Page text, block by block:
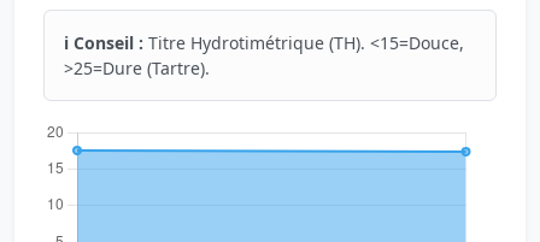
ℹ️ Conseil : Titre Hydrotimétrique (TH). <15=Douce,
>25=Dure (Tartre).